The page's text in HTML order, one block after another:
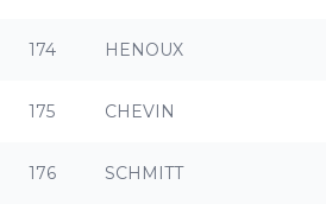
174 HENOUX
175 CHEVIN
176 SCHMITT